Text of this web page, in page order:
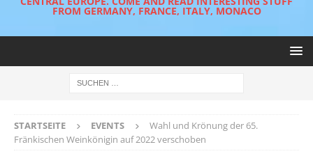
FROM GERMANY, FRANCE, ITALY, MONACO
STARTSEITE EVENTS
Wahl und Krönung der 65.
Fränkischen Weinkönigin auf 2022 verschoben